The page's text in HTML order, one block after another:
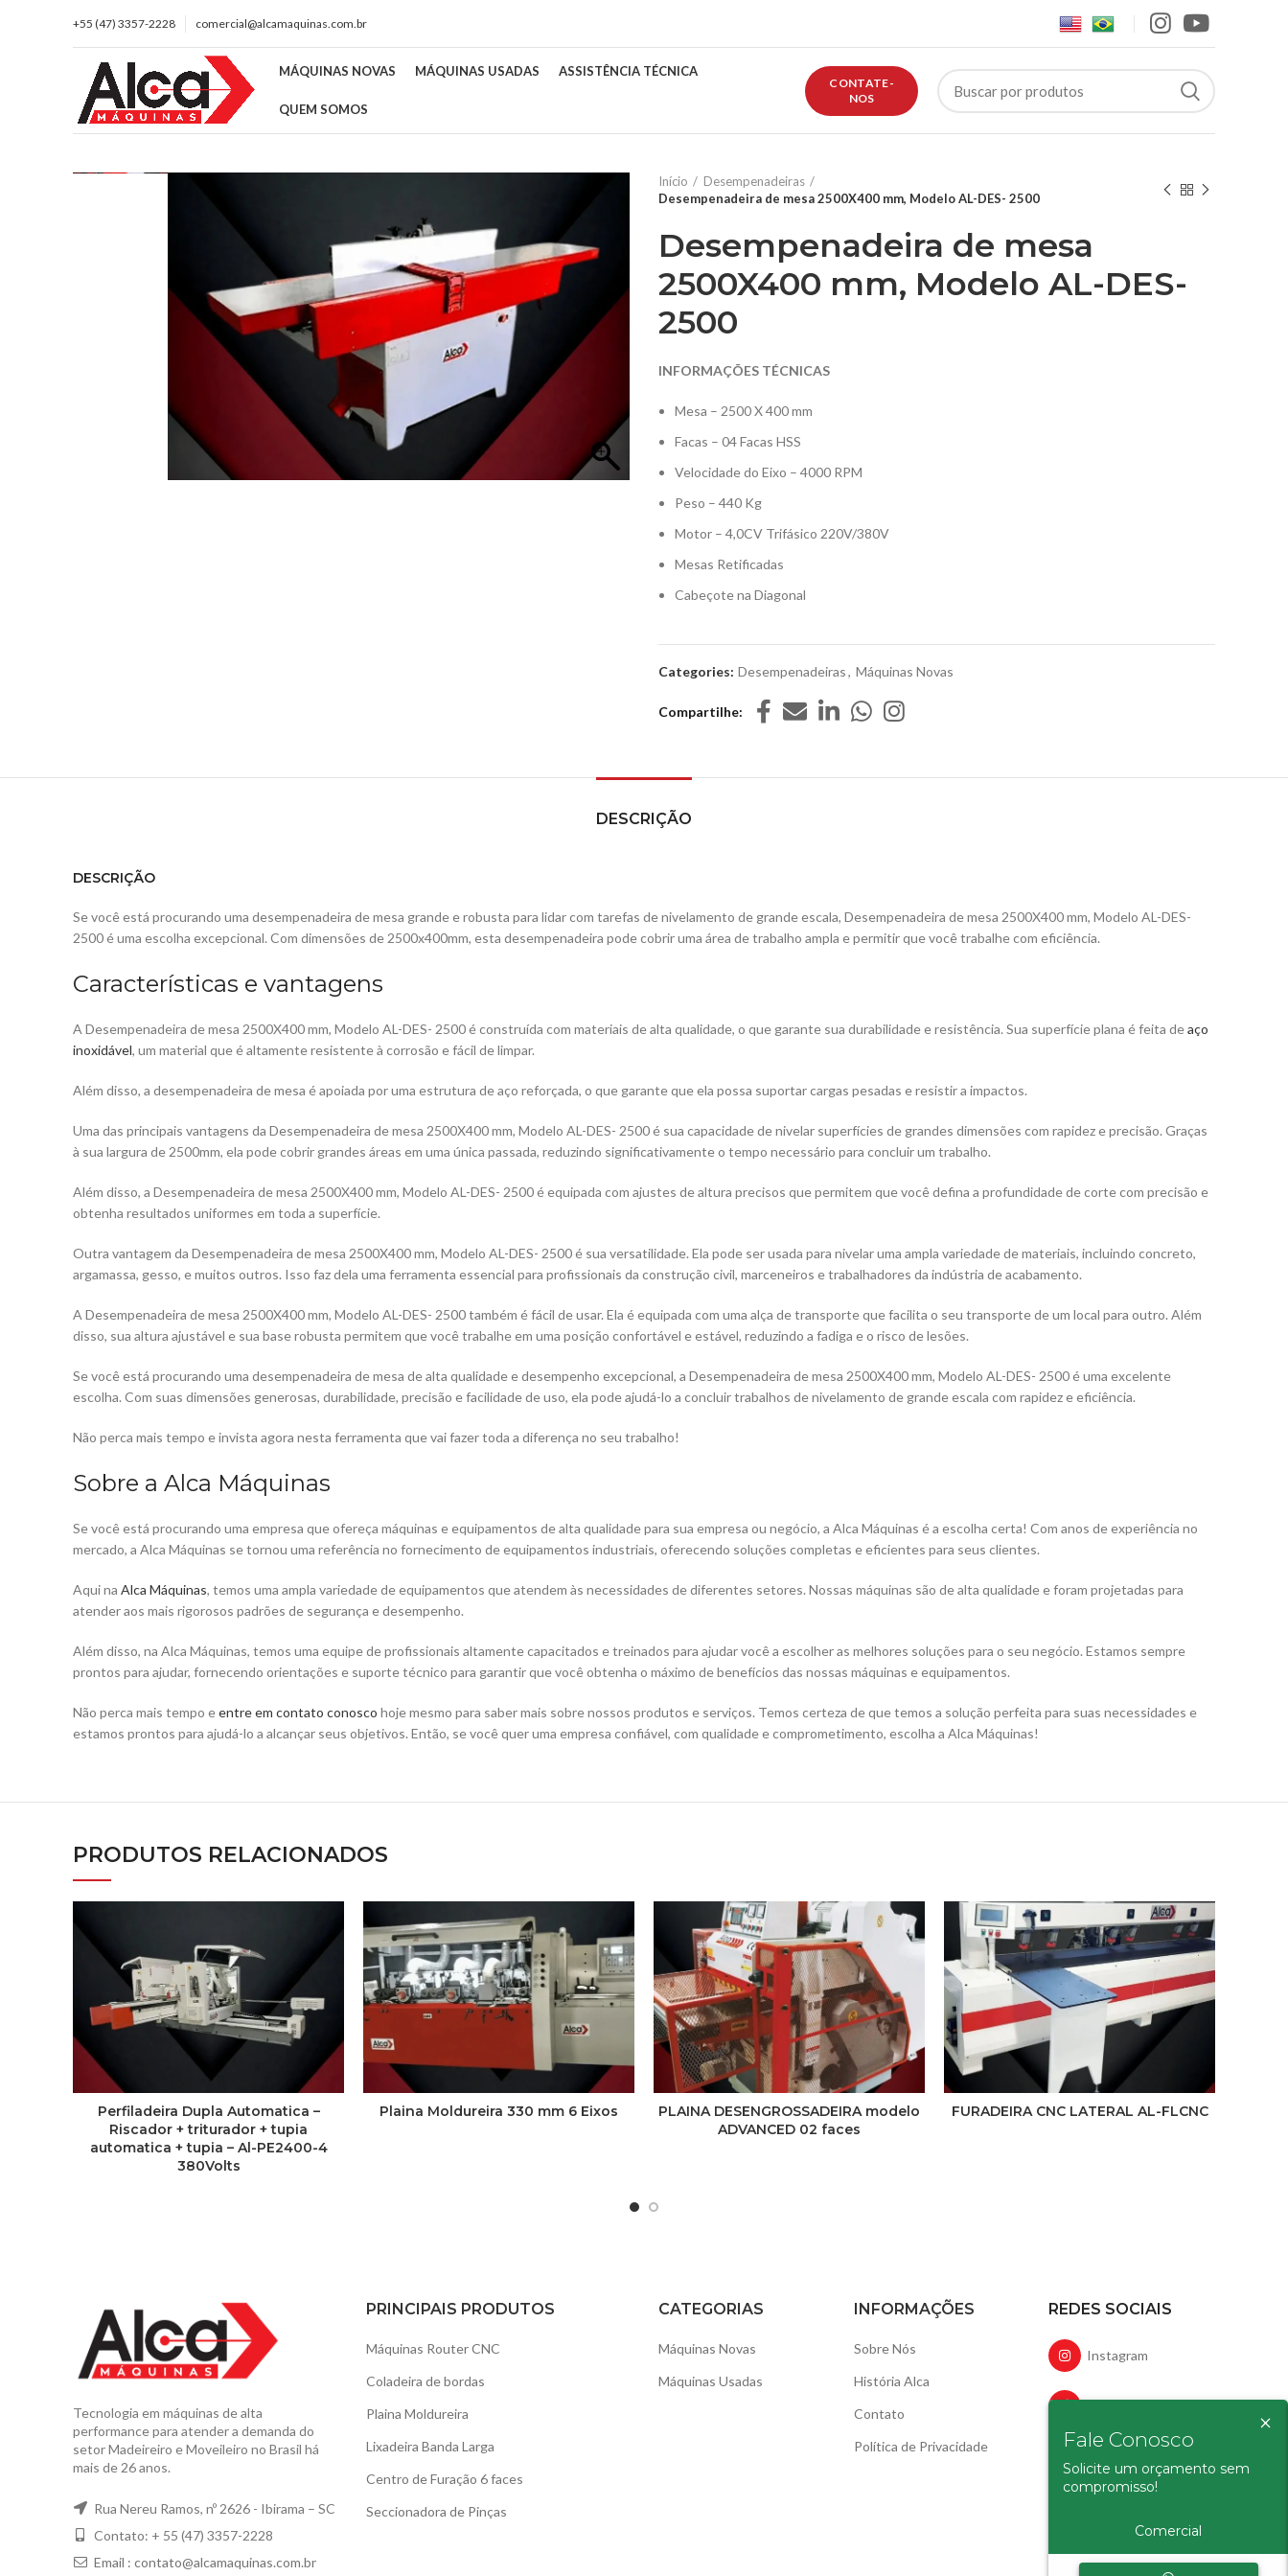
×
Fale Conosco
Solicite um orçamento sem
compromisso!
Comercial
+55 (47) 3357-2228 comercial@alcamaquinas.com.br
MÁQUINAS NOVAS MÁQUINAS USADAS ASSISTÊNCIA TÉCNICA
QUEM SOMOS
CONTATE-
NOS
Início
Desempenadeiras
Desempenadeira de mesa 2500X400 mm, Modelo AL-DES- 2500
Desempenadeira de mesa
2500X400 mm, Modelo AL-DES-
2500
INFORMAÇÕES TÉCNICAS
Mesa – 2500 X 400 mm
Facas – 04 Facas HSS
Velocidade do Eixo – 4000 RPM
Peso – 440 Kg
Motor – 4,0CV Trifásico 220V/380V
Mesas Retificadas
Cabeçote na Diagonal
Categories: Desempenadeiras, Máquinas Novas
Compartilhe
DESCRIÇÃO
DESCRIÇÃO
Se você está procurando uma desempenadeira de mesa grande e robusta para lidar com tarefas de nivelamento de grande escala, Desempenadeira de mesa 2500X400 mm, Modelo AL-DES-
2500 é uma escolha excepcional. Com dimensões de 2500x400mm, esta desempenadeira pode cobrir uma área de trabalho ampla e permitir que você trabalhe com eficiência.
Características e vantagens
A Desempenadeira de mesa 2500X400 mm, Modelo AL-DES- 2500 é construída com materiais de alta qualidade, o que garante sua durabilidade e resistência. Sua superfície plana é feita deaço
inoxidável, um material que é altamente resistente à corrosão e fácil de limpar.
Além disso, a desempenadeira de mesa é apoiada por uma estrutura de aço reforçada, o que garante que ela possa suportar cargas pesadas e resistir a impactos.
Uma das principais vantagens da Desempenadeira de mesa 2500X400 mm, Modelo AL-DES- 2500 é sua capacidade de nivelar superfícies de grandes dimensões com rapidez e precisão. Graças
à sua largura de 2500mm, ela pode cobrir grandes áreas em uma única passada, reduzindo significativamente o tempo necessário para concluir um trabalho.
Além disso, a Desempenadeira de mesa 2500X400 mm, Modelo AL-DES- 2500 é equipada com ajustes de altura precisos que permitem que você defina a profundidade de corte com precisão e
obtenha resultados uniformes em toda a superfície.
Outra vantagem da Desempenadeira de mesa 2500X400 mm, Modelo AL-DES- 2500 é sua versatilidade. Ela pode ser usada para nivelar uma ampla variedade de materiais, incluindo concreto,
argamassa, gesso, e muitos outros. Isso faz dela uma ferramenta essencial para profissionais da construção civil, marceneiros e trabalhadores da indústria de acabamento.
A Desempenadeira de mesa 2500X400 mm, Modelo AL-DES- 2500 também é fácil de usar. Ela é equipada com uma alça de transporte que facilita o seu transporte de um local para outro. Além
disso, sua altura ajustável e sua base robusta permitem que você trabalhe em uma posição confortável e estável, reduzindo a fadiga e o risco de lesões.
Se você está procurando uma desempenadeira de mesa de alta qualidade e desempenho excepcional, a Desempenadeira de mesa 2500X400 mm, Modelo AL-DES- 2500 é uma excelente
escolha. Com suas dimensões generosas, durabilidade, precisão e facilidade de uso, ela pode ajudá-lo a concluir trabalhos de nivelamento de grande escala com rapidez e eficiência.
Não perca mais tempo e invista agora nesta ferramenta que vai fazer toda a diferença no seu trabalho!
Sobre a Alca Máquinas
Se você está procurando uma empresa que ofereça máquinas e equipamentos de alta qualidade para sua empresa ou negócio, a Alca Máquinas é a escolha certa! Com anos de experiência no
mercado, a Alca Máquinas se tornou uma referência no fornecimento de equipamentos industriais, oferecendo soluções completas e eficientes para seus clientes.
Aqui na Alca Máquinas, temos uma ampla variedade de equipamentos que atendem às necessidades de diferentes setores. Nossas máquinas são de alta qualidade e foram projetadas para
atender aos mais rigorosos padrões de segurança e desempenho.
Além disso, na Alca Máquinas, temos uma equipe de profissionais altamente capacitados e treinados para ajudar você a escolher as melhores soluções para o seu negócio. Estamos sempre
prontos para ajudar, fornecendo orientações e suporte técnico para garantir que você obtenha o máximo de benefícios das nossas máquinas e equipamentos.
Não perca mais tempo eentre em contato conosco hoje mesmo para saber mais sobre nossos produtos e serviços. Temos certeza de que temos a solução perfeita para suas necessidades e
estamos prontos para ajudá-lo a alcançar seus objetivos. Então, se você quer uma empresa confiável, com qualidade e comprometimento, escolha a Alca Máquinas!
PRODUTOS RELACIONADOS
Perfiladeira Dupla Automatica –
Riscador + triturador + tupia
automatica + tupia – Al-PE2400-4
380Volts
Plaina Moldureira 330 mm 6 Eixos
PLAINA DESENGROSSADEIRA modelo
ADVANCED 02 faces
FURADEIRA CNC LATERAL AL-FLCNC
Tecnologia em máquinas de alta
performance para atender a demanda do
setor Madeireiro e Moveileiro no Brasil há
mais de 26 anos.
Rua Nereu Ramos, nº 2626 - Ibirama – SC
Contato: + 55 (47) 3357-2228
Email : contato@alcamaquinas.com.br
PRINCIPAIS PRODUTOS
Máquinas Router CNC
Coladeira de bordas
Plaina Moldureira
Lixadeira Banda Larga
Centro de Furação 6 faces
Seccionadora de Pinças
CATEGORIAS
Máquinas Novas
Máquinas Usadas
INFORMAÇÕES
Sobre Nós
História Alca
Contato
Política de Privacidade
REDES SOCIAIS
Instagram